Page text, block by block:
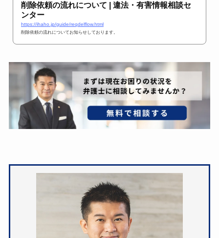
削除依頼の流れについて | 違法・有害情報相談セ
ンター
https://ihaho.jp/guide/reqdelflow.html
削除依頼の流れについてお知らせしております。